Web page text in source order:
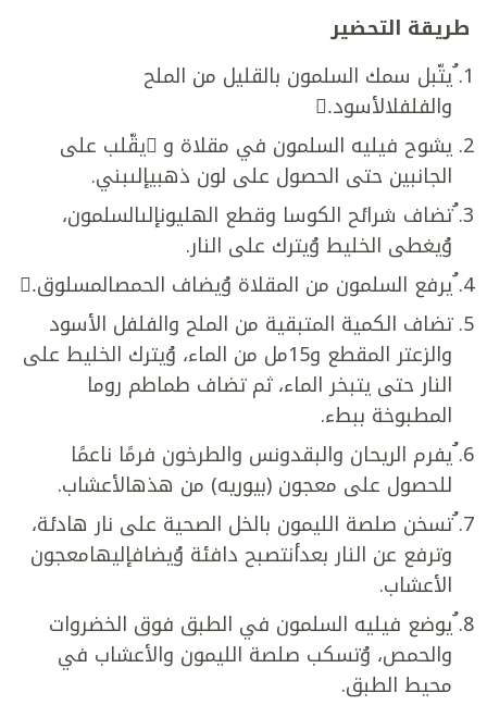
طريقة التحضير
ُيتّبل سمك السلمون بالقليل من الملح
والفلفلالأسود.ُ
يشوح فيليه السلمون في مقلاة و ُيقّلب على
الجانبين حتى الحصول على لون ذهبيإلىبني.
ُتضاف شرائح الكوسا وقطع الهليونإلىالسلمون،
وُيغطى الخليط وُيترك على النار.
ُيرفع السلمون من المقلاة وُيضاف الحمصالمسلوق.ُ
تضاف الكمية المتبقية من الملح والفلفل الأسود
والزعتر المقطع و15مل من الماء، وُيترك الخليط على
النار حتى يتبخر الماء، ثم تضاف طماطم روما
المطبوخة ببطء.
ُيفرم الريحان والبقدونس والطرخون فرمًا ناعمًا
للحصول على معجون (بيوريه) من هذهالأعشاب.
ُتسخن صلصة الليمون بالخل الصحية على نار هادئة،
وترفع عن النار بعدأنتصبح دافئة وُيضافإليهامعجون
الأعشاب.
ُيوضع فيليه السلمون في الطبق فوق الخضروات
والحمص، وُتسكب صلصة الليمون والأعشاب في
محيط الطبق.